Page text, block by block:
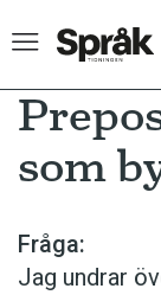
Artiklar
Krönikor
som
Fråga:
Jag undrar